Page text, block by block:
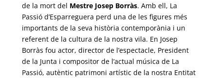
de la mort del Mestre Josep Borràs. Amb ell, La
Passió d’Esparreguera perd una de les figures més
importants de la seva història contemporània i un
referent de la cultura de la nostra vila. En Josep
Borràs fou actor, director de l’espectacle, President
de la Junta i compositor de l’actual música de La
Passió, autèntic patrimoni artístic de la nostra Entitat